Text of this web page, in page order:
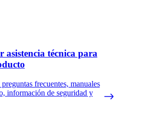
asistencia técnica para
frecuentes, manuales
información de seguridad y